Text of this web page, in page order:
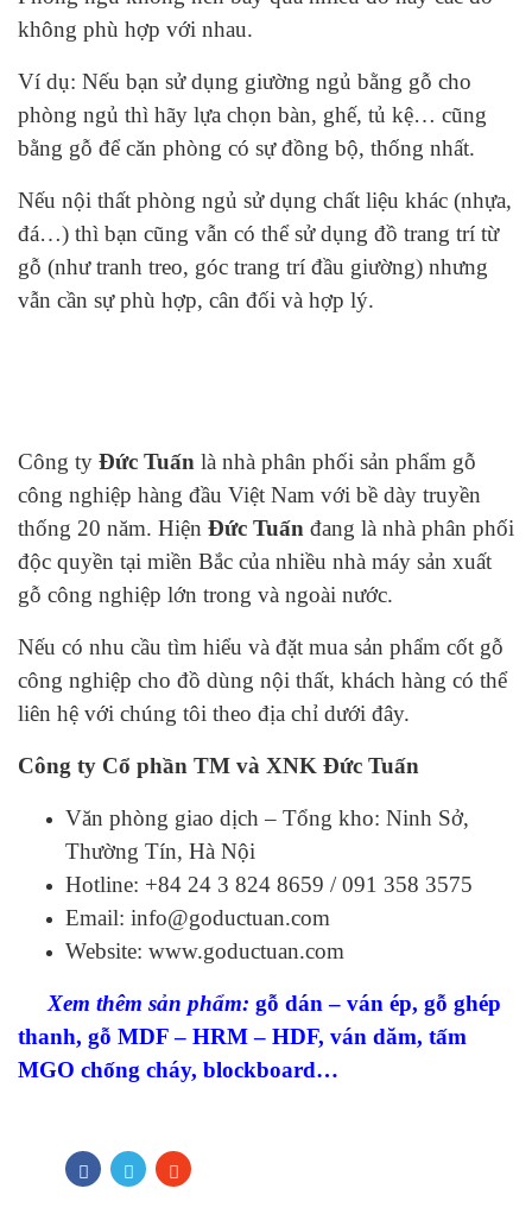
không phù hợp với nhau.
Ví dụ: Nếu bạn sử dụng giường ngủ bằng gỗ cho
phòng ngủ thì hãy lựa chọn bàn, ghế, tủ kệ… cũng
bằng gỗ để căn phòng có sự đồng bộ, thống nhất.
Nếu nội thất phòng ngủ sử dụng chất liệu khác (nhựa,
đá…) thì bạn cũng vẫn có thể sử dụng đồ trang trí từ
gỗ (như tranh treo, góc trang trí đầu giường) nhưng
vẫn cần sự phù hợp, cân đối và hợp lý.
Công ty Đức Tuấn là nhà phân phối sản phẩm gỗ
công nghiệp hàng đầu Việt Nam với bề dày truyền
thống 20 năm. Hiện Đức Tuấn đang là nhà phân phối
độc quyền tại miền Bắc của nhiều nhà máy sản xuất
gỗ công nghiệp lớn trong và ngoài nước.
Nếu có nhu cầu tìm hiểu và đặt mua sản phẩm cốt gỗ
công nghiệp cho đồ dùng nội thất, khách hàng có thể
liên hệ với chúng tôi theo địa chỉ dưới đây.
Công ty Cổ phần TM và XNK Đức Tuấn
Văn phòng giao dịch – Tổng kho: Ninh Sở,
Thường Tín, Hà Nội
Hotline: +84 24 3 824 8659 / 091 358 3575
Email: info@goductuan.com
Website: www.goductuan.com
Xem thêm sản phẩm: gỗ dán – ván ép, gỗ ghép
thanh, gỗ MDF – HRM – HDF, ván dăm, tấm
MGO chống cháy, blockboard…